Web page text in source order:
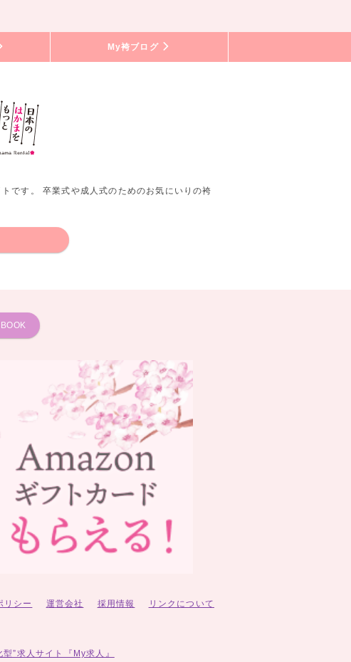
My袴ブログ
です。 卒業式や成人式のためのお気にいりの袴
リシー 運営会社 採用情報 リンクについて
”求人サイト『My求人』